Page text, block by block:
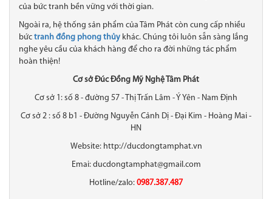
của bức tranh bền vững với thời gian.
Ngoài ra, hệ thống sản phẩm của Tâm Phát còn cung cấp nhiều
bức tranh đồng phong thủy khác. Chúng tôi luôn sẵn sàng lắng
nghe yêu cầu của khách hàng để cho ra đời những tác phẩm
hoàn thiện!
Cơ sở Đúc Đồng Mỹ Nghệ Tâm Phát
Cơ sở 1: số 8 - đường 57 - Thị Trấn Lâm - Ý Yên - Nam Định
Cơ sở 2 : số 8 b1 - Đường Nguyễn Cảnh Dị - Đại Kim - Hoàng Mai -
HN
Website: http://ducdongtamphat.vn
Emai: ducdongtamphat@gmail.com
Hotline/zalo: 0987.387.487